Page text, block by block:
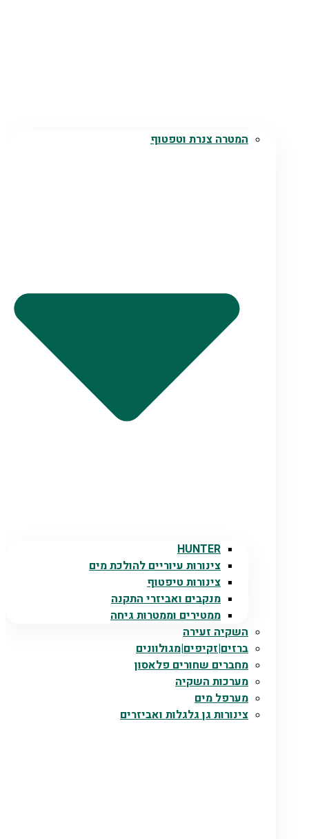
המטרה צנרת וטפטוף
HUNTER
צינורות עיוריים להולכת מים
צינורות טיפטוף
מנקבים ואביזרי התקנה
ממטירים וממטרות גיחה
השקיה זעירה
ברזים|זקיפים|מגולוונים
מחברים שחורים פלאסון
מערכות השקיה
מערפל מים
צינורות גן גלגלות ואביזרים